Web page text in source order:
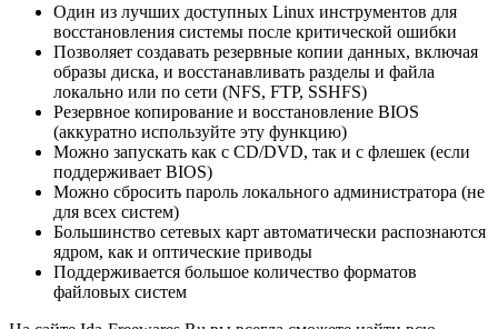
Один из лучших доступных Linux инструментов для
восстановления системы после критической ошибки
Позволяет создавать резервные копии данных, включая
образы диска, и восстанавливать разделы и файла
локально или по сети (NFS, FTP, SSHFS)
Резервное копирование и восстановление BIOS
(аккуратно используйте эту функцию)
Можно запускать как с CD/DVD, так и с флешек (если
поддерживает BIOS)
Можно сбросить пароль локального администратора (не
для всех систем)
Большинство сетевых карт автоматически распознаются
ядром, как и оптические приводы
Поддерживается большое количество форматов
файловых систем